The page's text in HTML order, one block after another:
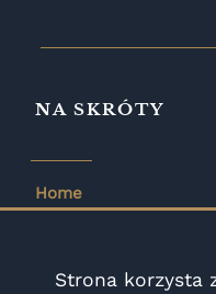
NA SKRÓTY
Home
Zakres współpracy
Strona korzysta